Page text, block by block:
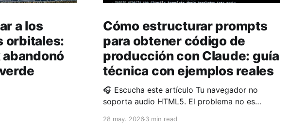
a los
orbitales:
Cómo estructurar prompts
para obtener código de
producción con Claude: guía
técnica con ejemplos reales
🎧 Escucha este artículo Tu navegador no
soporta audio HTML5. El problema no es
Claude te devuelve código lleno de TODO, sin
28 may. 20263 min read